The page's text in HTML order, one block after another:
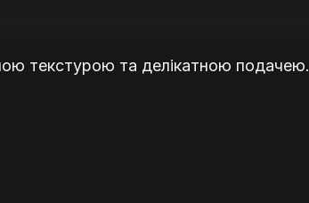
текстурою та делікатною подачею.